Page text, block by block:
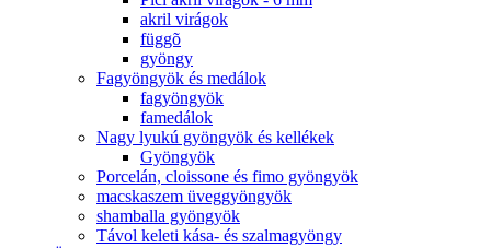
akril virágok
függõ
gyöngy
Fagyöngyök és medálok
fagyöngyök
famedálok
Nagy lyukú gyöngyök és kellékek
Gyöngyök
Porcelán, cloissone és fimo gyöngyök
macskaszem üveggyöngyök
shamballa gyöngyök
Távol keleti kása- és szalmagyöngy